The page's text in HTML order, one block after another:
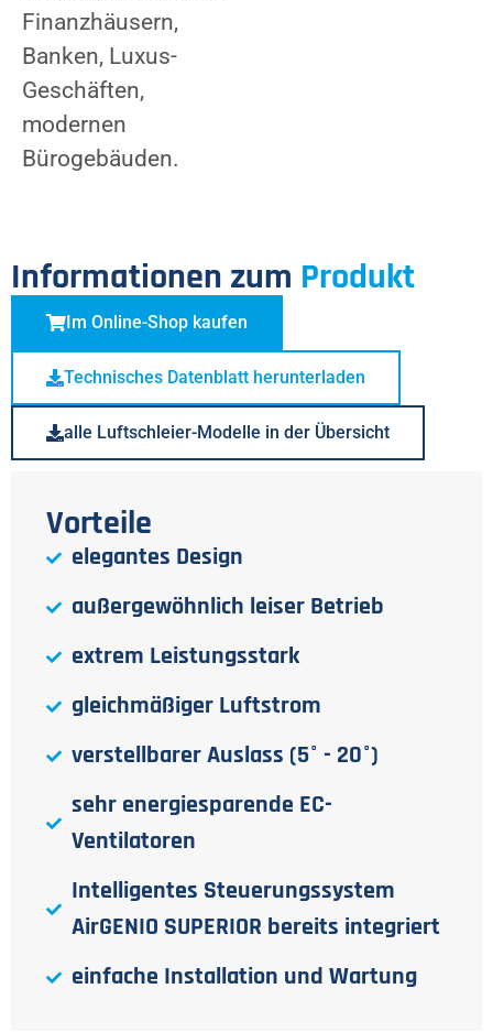
Finanzhäusern,
Banken, Luxus-
Geschäften,
modernen
Bürogebäuden.
Informationen zum Produkt
Im Online-Shop kaufen
Technisches Datenblatt herunterladen
alle Luftschleier-Modelle in der Übersicht
Vorteile
elegantes Design
außergewöhnlich leiser Betrieb
extrem Leistungsstark
gleichmäßiger Luftstrom
verstellbarer Auslass (5° - 20°)
sehr energiesparende EC-
Ventilatoren
Intelligentes Steuerungssystem
AirGENIO SUPERIOR bereits integriert
einfache Installation und Wartung